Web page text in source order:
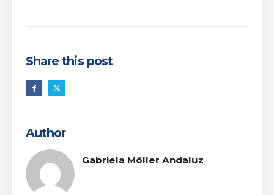
Share this post
Author
Gabriela Möller Andaluz